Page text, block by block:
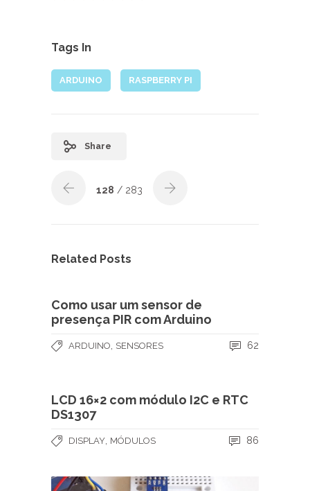
Tags In
ARDUINO RASPBERRY PI
Share
128 / 283
Related Posts
Como usar um sensor de
presença PIR com Arduino
ARDUINO SENSORES 62
LCD 16×2 com módulo I2C e RTC
DS1307
DISPLAY MÓDULOS 86